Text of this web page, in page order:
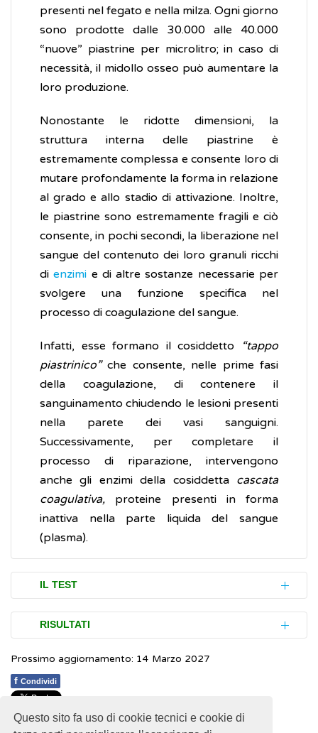
Questo sito fa uso di cookie tecnici e cookie di
presenti nel fegato e nella milza. Ogni giorno
sono prodotte dalle 30.000 alle 40.000
“nuove” piastrine per microlitro; in caso di
necessità, il midollo osseo può aumentare la
loro produzione.
Nonostante le ridotte dimensioni, la
struttura interna delle piastrine è
estremamente complessa e consente loro di
mutare profondamente la forma in relazione
al grado e allo stadio di attivazione. Inoltre,
le piastrine sono estremamente fragili e ciò
consente, in pochi secondi, la liberazione nel
sangue del contenuto dei loro granuli ricchi
dienzimi e di altre sostanze necessarie per
svolgere una funzione specifica nel
processo di coagulazione del sangue.
Infatti, esse formano il cosiddetto
“tappo
piastrinico”che consente, nelle prime fasi
della coagulazione, di contenere il
sanguinamento chiudendo le lesioni presenti
nella parete dei vasi sanguigni.
Successivamente, per completare il
processo di riparazione, intervengono
anche gli enzimi della cosiddetta cascata
coagulativa, proteine presenti in forma
inattiva nella parte liquida del sangue
(plasma).
IL TEST
La conta delle piastrine è eseguita mediate
un esame, l’emocromo(abbreviazione
comunemente usata per "esame
emocromocitometrico"). Si tratta di un’analisi
di laboratorio che consiste in un normale
prelievo di sangue da una vena del braccio. Il
RISULTATI
I difetti delle piastrine possono riguardare il
loro numero (difetti quantitativi) o la loro
funzionalità (difetti qualitativi).
Prossimo aggiornamento: 14 Marzo 2027
f Condividi
1 1 1 1 1 Rating 2.07 (14 Votes)